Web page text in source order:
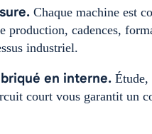
Chaque machine est
production, cadences,
industriel.
en interne. Étude,
court vous garantit un